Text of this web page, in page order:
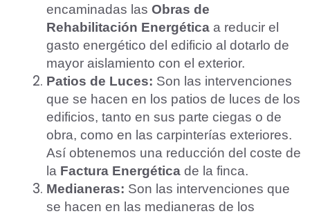
encaminadas las Obras de
Rehabilitación Energética a reducir el
gasto energético del edificio al dotarlo de
mayor aislamiento con el exterior.
Patios de Luces: Son las intervenciones
que se hacen en los patios de luces de los
edificios, tanto en sus parte ciegas o de
obra, como en las carpinterías exteriores.
Así obtenemos una reducción del coste de
la Factura Energética de la finca.
Medianeras: Son las intervenciones que
se hacen en las medianeras de los